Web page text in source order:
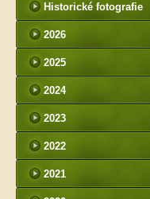
Historické fotografie
2026
2025
2024
2023
2022
2021